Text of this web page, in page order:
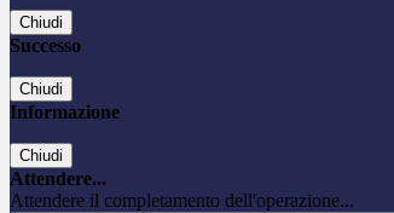
Chiudi
Successo
Chiudi
Informazione
Chiudi
Attendere...
Attendere il completamento dell'operazione...